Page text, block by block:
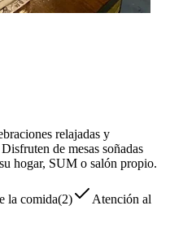
relajadas y
de mesas soñadas
hogar, SUM o salón propio.
la comida(2)
Atención al